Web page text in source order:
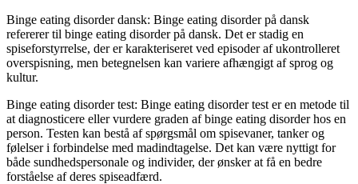
Binge eating disorder dansk: Binge eating disorder på dansk
refererer til binge eating disorder på dansk. Det er stadig en
spiseforstyrrelse, der er karakteriseret ved episoder af ukontrolleret
overspisning, men betegnelsen kan variere afhængigt af sprog og
kultur.
Binge eating disorder test: Binge eating disorder test er en metode til
at diagnosticere eller vurdere graden af binge eating disorder hos en
person. Testen kan bestå af spørgsmål om spisevaner, tanker og
følelser i forbindelse med madindtagelse. Det kan være nyttigt for
både sundhedspersonale og individer, der ønsker at få en bedre
forståelse af deres spiseadfærd.